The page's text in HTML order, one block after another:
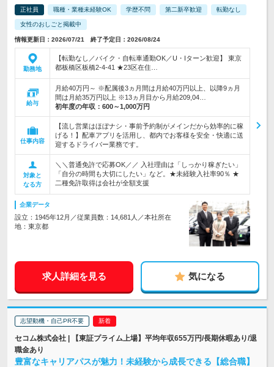
正社員 職種・業種未経験OK 学歴不問 第二新卒歓迎 転勤なし
女性のおしごと掲載中
情報更新日：2026/07/21 終了予定日：2026/08/24
勤務地
【転勤なし／バイク・自転車通勤OK／U・Iターン歓迎】 東京
都板橋区板橋2‐4‐41 ★23区在住…
給与
月給40万円～ ※配属後3ヵ月間は月給40万円以上、以降9ヵ月
間は月給35万円以上 ※13ヵ月目から月給209,04…
初年度の年収： 600～1,000万円
仕事内容
【流し営業はほぼナシ・事前予約制がメインだから効率的に稼
げる！】配車アプリを活用し、都内でお客様を安全・快適に送
迎するドライバー業務です。
対象と
なる方
＼＼普通免許で応募OK／／ 入社理由は「しっかり稼ぎたい」
「自分の時間も大切にしたい」など。★未経験入社率90％ ★
二種免許取得は会社が全額支援
企業データ
設立：1945年12月／従業員数：14,681人／本社所在
地：東京都
求人詳細を見る 気になる
志望動機・自己PR不要
セコム株式会社 | 【東証プライム上場】平均年収655万円/長期休暇あり/退
職金あり
豊富なキャリアパスが魅力！未経験から成長できる【総合職】